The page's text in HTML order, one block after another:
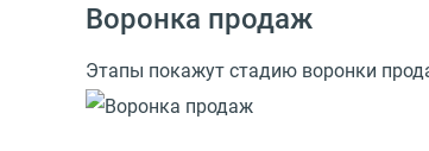
Воронка продаж
Этапы покажут стадию воронки